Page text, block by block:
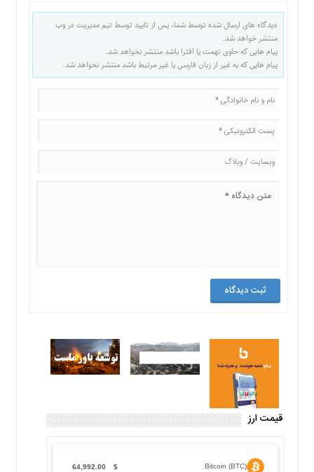
دیدگاه های ارسال شده توسط شما، پس از تایید توسط تیم مدیریت در وب
منتشر خواهد شد.
پیام هایی که حاوی تهمت یا افترا باشد منتشر نخواهد شد.
پیام هایی که به غیر از زبان فارسی یا غیر مرتبط باشد منتشر نخواهد شد.
قیمت ارز
Bitcoin (BTC)
$
64,992.00